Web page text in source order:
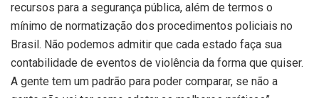
recursos para a segurança pública, além de termos o
mínimo de normatização dos procedimentos policiais no
Brasil. Não podemos admitir que cada estado faça sua
contabilidade de eventos de violência da forma que quiser.
A gente tem um padrão para poder comparar, se não a